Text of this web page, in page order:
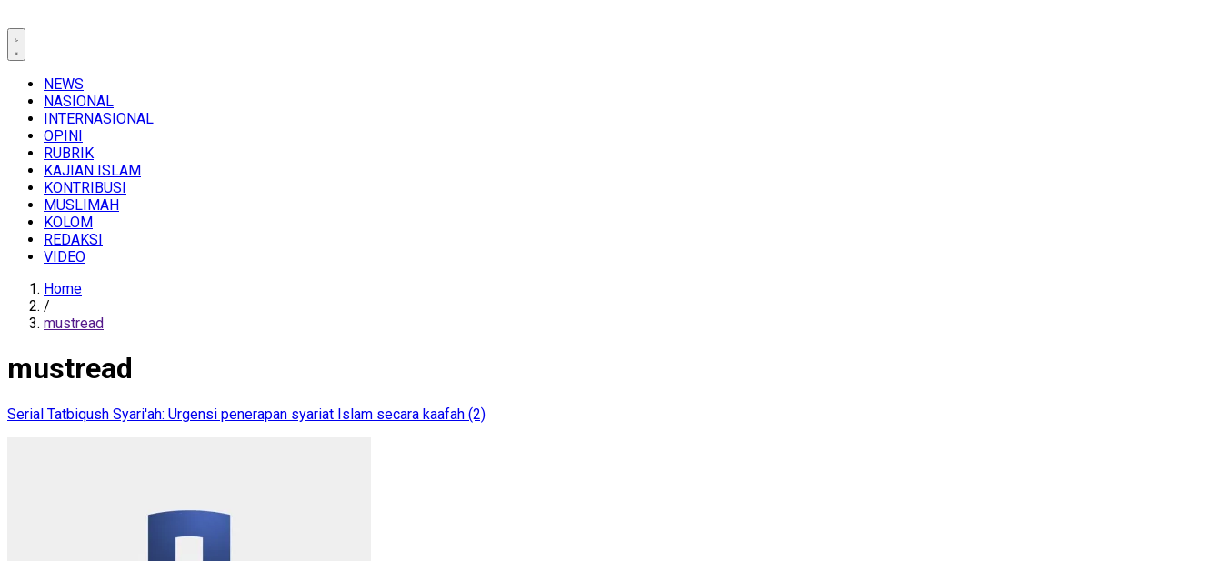
NEWS
NASIONAL
INTERNASIONAL
OPINI
RUBRIK
KAJIAN ISLAM
KONTRIBUSI
MUSLIMAH
KOLOM
REDAKSI
VIDEO
Home
/
mustread
mustread
Serial Tatbiqush Syari'ah: Urgensi penerapan syariat Islam secara kaafah (2)